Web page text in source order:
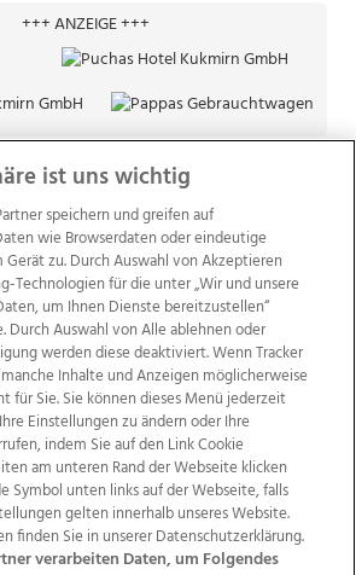
+++ ANZEIGE +++
Mediadaten Kontakt
Jobs
Impressum
AGB Anzeigekunden
Ehrenkodex Politische Werbung
ist uns wichtig
speichern und greifen auf
wie Browserdaten oder eindeutige
Gerät zu. Durch Auswahl von Akzeptieren
Technologien für die unter „Wir und unsere
um Ihnen Dienste bereitzustellen“
Durch Auswahl von Alle ablehnen oder
werden diese deaktiviert. Wenn Tracker
Inhalte und Anzeigen möglicherweise
für Sie. Sie können dieses Menü jederzeit
Einstellungen zu ändern oder Ihre
indem Sie auf den Link Cookie
am unteren Rand der Webseite klicken
Symbol unten links auf der Webseite, falls
gelten innerhalb unseres Website.
finden Sie in unserer Datenschutzerklärung.
verarbeiten Daten, um Folgendes